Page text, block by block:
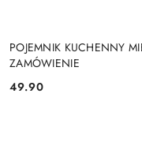
POJEMNIK KUCHENNY
ZAMÓWIENIE
Cena:
49.90